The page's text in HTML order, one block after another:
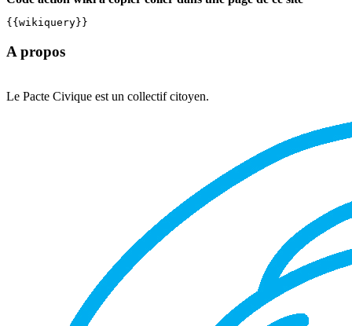
{{wikiquery}}
A propos
Le Pacte Civique est un collectif citoyen.